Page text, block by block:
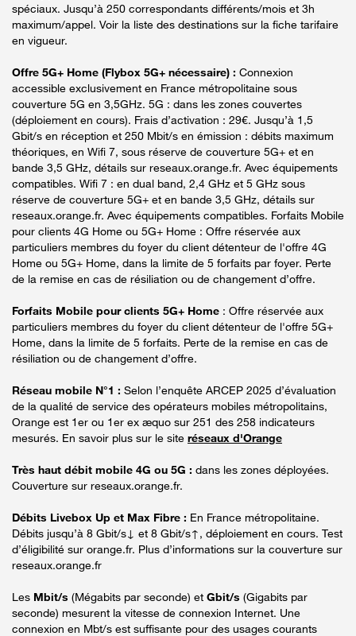
spéciaux. Jusqu’à 250 correspondants différents/mois et 3h
maximum/appel. Voir la liste des destinations sur la fiche tarifaire
en vigueur.
Offre 5G+ Home (Flybox 5G+ nécessaire) : Connexion
accessible exclusivement en France métropolitaine sous
couverture 5G en 3,5GHz. 5G : dans les zones couvertes
(déploiement en cours). Frais d’activation : 29€. Jusqu’à 1,5
Gbit/s en réception et 250 Mbit/s en émission : débits maximum
théoriques, en Wifi 7, sous réserve de couverture 5G+ et en
bande 3,5 GHz, détails sur reseaux.orange.fr. Avec équipements
compatibles. Wifi 7 : en dual band, 2,4 GHz et 5 GHz sous
réserve de couverture 5G+ et en bande 3,5 GHz, détails sur
reseaux.orange.fr. Avec équipements compatibles. Forfaits Mobile
pour clients 4G Home ou 5G+ Home : Offre réservée aux
particuliers membres du foyer du client détenteur de l'offre 4G
Home ou 5G+ Home, dans la limite de 5 forfaits par foyer. Perte
de la remise en cas de résiliation ou de changement d’offre.
Forfaits Mobile pour clients 5G+ Home : Offre réservée aux
particuliers membres du foyer du client détenteur de l'offre 5G+
Home, dans la limite de 5 forfaits. Perte de la remise en cas de
résiliation ou de changement d’offre.
Réseau mobile N°1 : Selon l’enquête ARCEP 2025 d’évaluation
de la qualité de service des opérateurs mobiles métropolitains,
Orange est 1er ou 1er ex æquo sur 251 des 258 indicateurs
mesurés. En savoir plus sur le site réseaux d'Orange
Très haut débit mobile 4G ou 5G : dans les zones déployées.
Couverture sur reseaux.orange.fr.
Débits Livebox Up et Max Fibre : En France métropolitaine.
Débits jusqu’à 8 Gbit/s↓ et 8 Gbit/s↑, déploiement en cours. Test
d’éligibilité sur orange.fr. Plus d’informations sur la couverture sur
reseaux.orange.fr
Les Mbit/s (Mégabits par seconde) et Gbit/s (Gigabits par
seconde) mesurent la vitesse de connexion Internet. Une
connexion en Mbt/s est suffisante pour des usages courants